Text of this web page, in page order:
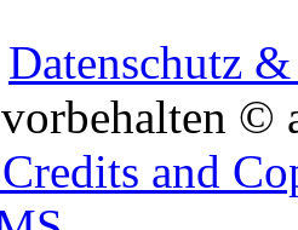
Datenschutz
©
and